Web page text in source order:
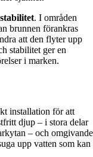
. I områden
brunnen förankras
att den flyter upp
stabilitet ger en
i marken.
installation för att
djup – i stora delar
– och omgivande
upp vatten som kan